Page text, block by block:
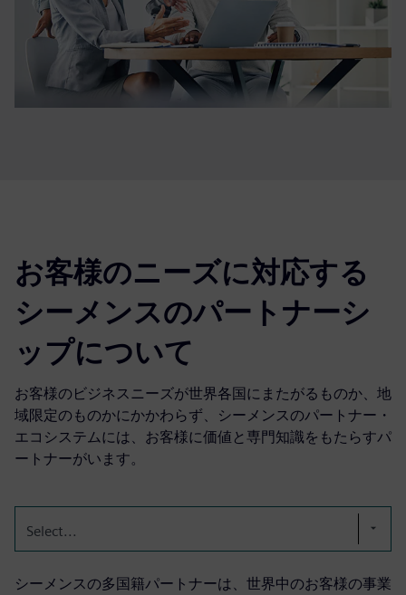
お客様のニーズに対応する
シーメンスのパートナーシ
ップについて
お客様のビジネスニーズが世界各国にまたがるものか、地
域限定のものかにかかわらず、シーメンスのパートナー・
エコシステムには、お客様に価値と専門知識をもたらすパ
ートナーがいます。
Select...
シーメンスの多国籍パートナーは、世界中のお客様の事業